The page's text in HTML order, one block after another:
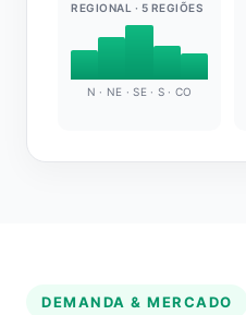
REGIONAL · 5 REGIÕES
N · NE · SE · S · CO
DEMANDA & MERCADO